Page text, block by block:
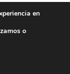
en
o